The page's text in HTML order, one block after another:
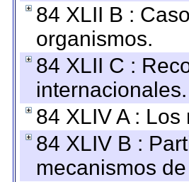
84 XLII B :
organismos.
84 XLII C :
internacionales.
84 XLIV A :
84 XLIV B :
mecanismos